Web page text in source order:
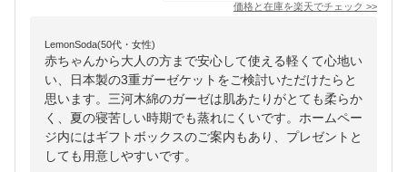
価格と在庫を楽天でチェック >>
LemonSoda(50代・女性)
赤ちゃんから大人の方まで安心して使える軽くて心地い
い、日本製の3重ガーゼケットをご検討いただけたらと
思います。三河木綿のガーゼは肌あたりがとても柔らか
く、夏の寝苦しい時期でも蒸れにくいです。ホームペー
ジ内にはギフトボックスのご案内もあり、プレゼントと
しても用意しやすいです。